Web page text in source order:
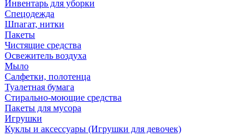
Инвентарь для уборки
Спецодежда
Шпагат, нитки
Пакеты
Чистящие средства
Освежитель воздуха
Мыло
Салфетки, полотенца
Туалетная бумага
Стирально-моющие средства
Пакеты для мусора
Игрушки
Куклы и аксессуары (Игрушки для девочек)